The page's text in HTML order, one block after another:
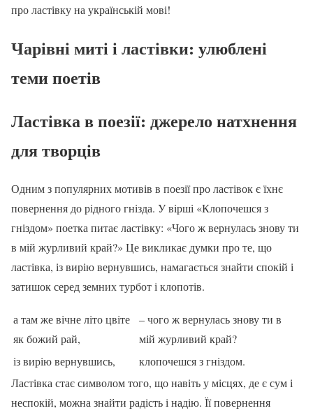
про ластівку на українській мові!
Чарівні миті і ластівки: улюблені
теми поетів
Ластівка в поезії: джерело натхнення
для творців
Одним з популярних мотивів в поезії про ластівок є їхнє
повернення до рідного гнізда. У вірші «Клопочешся з
гніздом» поетка питає ластівку: «Чого ж вернулась знову ти
в мій журливий край?» Це викликає думки про те, що
ластівка, із вирію вернувшись, намагається знайти спокій і
затишок серед земних турбот і клопотів.
а там же вічне літо цвіте
як божий рай,
– чого ж вернулась знову ти в
мій журливий край?
із вирію вернувшись,
клопочешся з гніздом.
Ластівка стає символом того, що навіть у місцях, де є сум і
неспокій, можна знайти радість і надію. Її повернення